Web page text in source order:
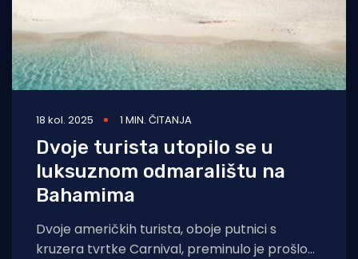
18 kol. 2025 1 MIN. ČITANJA
Dvoje turista utopilo se u
luksuznom odmaralištu na
Bahamima
Dvoje američkih turista, oboje putnici s
kruzera tvrtke Carnival, preminulo je prošlog